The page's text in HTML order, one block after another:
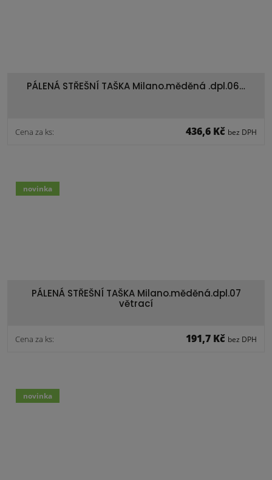
PÁLENÁ STŘEŠNÍ TAŠKA Milano.měděná .dpl.06…
Cena za ks: 436,6 Kč bez DPH
PÁLENÁ STŘEŠNÍ TAŠKA Milano.měděná.dpl.07
větrací
Cena za ks: 191,7 Kč bez DPH
novinka
novinka